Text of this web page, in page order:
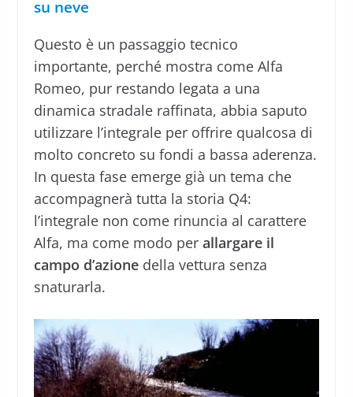
su neve
Questo è un passaggio tecnico
importante, perché mostra come Alfa
Romeo, pur restando legata a una
dinamica stradale raffinata, abbia saputo
utilizzare l’integrale per offrire qualcosa di
molto concreto su fondi a bassa aderenza.
In questa fase emerge già un tema che
accompagnerà tutta la storia Q4:
l’integrale non come rinuncia al carattere
Alfa, ma come modo per allargare il
campo d’azionedella vettura senza
snaturarla.